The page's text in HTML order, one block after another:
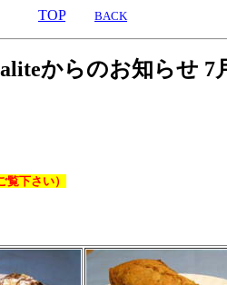
TOP BACK
からのお知らせ 7
下さい）